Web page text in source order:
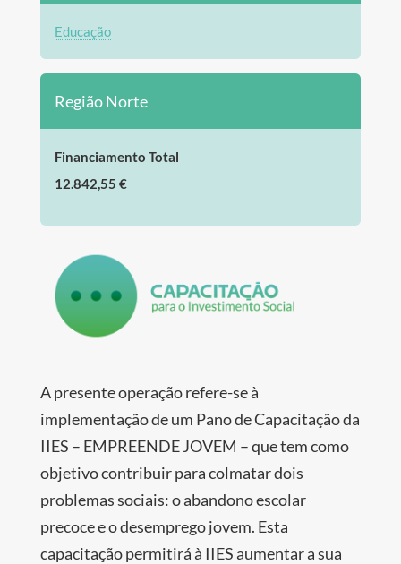
Educação
Região Norte
Financiamento Total
12.842,55 €
A presente operação refere-se à
implementação de um Pano de Capacitação da
IIES – EMPREENDE JOVEM – que tem como
objetivo contribuir para colmatar dois
problemas sociais: o abandono escolar
precoce e o desemprego jovem. Esta
capacitação permitirá à IIES aumentar a sua